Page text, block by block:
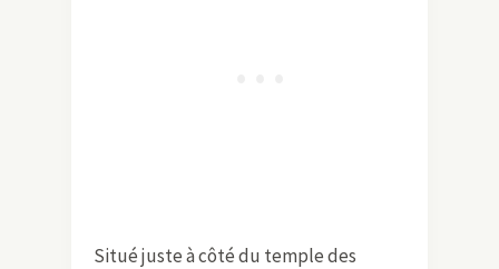
Situé juste à côté du temple des